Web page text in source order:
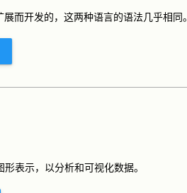
而开发的，这两种语言的语法几乎相同。
表示，以分析和可视化数据。